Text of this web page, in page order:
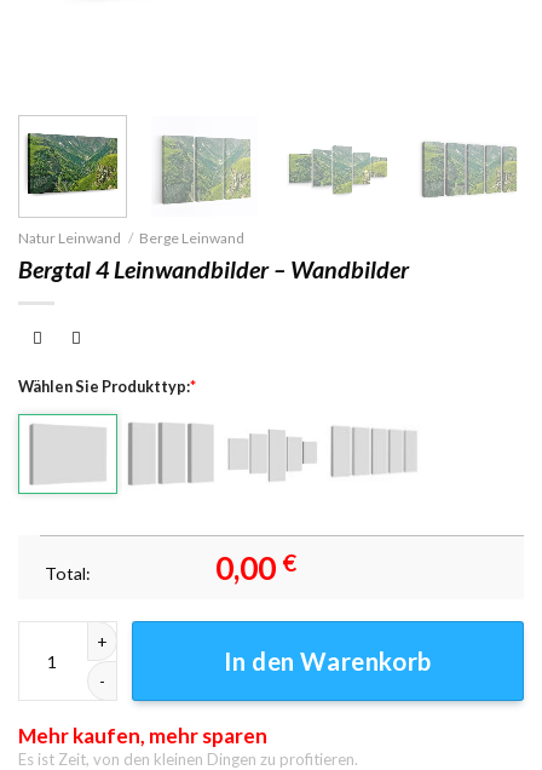
Natur Leinwand / Berge Leinwand
Bergtal 4 Leinwandbilder – Wandbilder
Wählen Sie Produkttyp:*
Total: 0,00 €
In den Warenkorb
Mehr kaufen, mehr sparen
Es ist Zeit, von den kleinen Dingen zu profitieren.